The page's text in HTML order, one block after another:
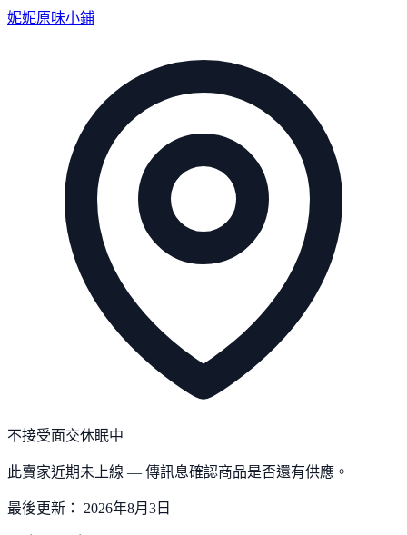
妮妮原味小鋪
不接受面交休眠中
此賣家近期未上線 — 傳訊息確認商品是否還有供應。
最後更新： 2026年8月3日